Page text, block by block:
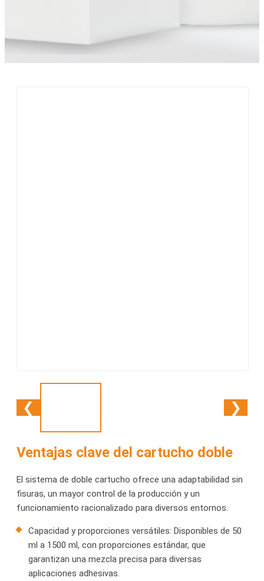
❮ ❯
Ventajas clave del cartucho doble
El sistema de doble cartucho ofrece una adaptabilidad sin
fisuras, un mayor control de la producción y un
funcionamiento racionalizado para diversos entornos.
Capacidad y proporciones versátiles: Disponibles de 50
ml a 1500 ml, con proporciones estándar, que
garantizan una mezcla precisa para diversas
aplicaciones adhesivas.